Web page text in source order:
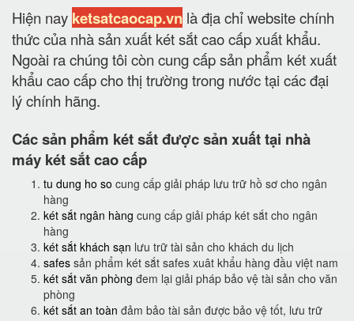
Hiện nay ketsatcaocap.vn là địa chỉ website chính
thức của nhà sản xuất két sắt cao cấp xuất khẩu.
Ngoài ra chúng tôi còn cung cấp sản phẩm két xuất
khẩu cao cấp cho thị trường trong nước tại các đại
lý chính hãng.
Các sản phẩm két sắt được sản xuất tại nhà
máy két sắt cao cấp
tu dung ho so cung cấp giải pháp lưu trữ hồ sơ cho ngân
hàng
két sắt ngân hàng cung cấp giải pháp két sắt cho ngân
hàng
két sắt khách sạn lưu trữ tài sản cho khách du lịch
safes sản phẩm két sắt safes xuât khẩu hàng đầu việt nam
két sắt văn phòng đem lại giải pháp bảo vệ tài sản cho văn
phòng
két sắt an toàn đảm bảo tài sản được bảo vệ tốt, lưu trữ